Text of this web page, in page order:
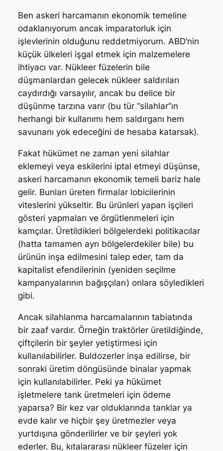
Ben askeri harcamanın ekonomik temeline
odaklanıyorum ancak imparatorluk için
işlevlerinin olduğunu reddetmiyorum. ABD’nin
küçük ülkeleri işgal etmek için malzemelere
ihtiyacı var. Nükleer füzelerin bile
düşmanlardan gelecek nükleer saldırıları
caydırdığı varsayılır, ancak bu delice bir
düşünme tarzına varır (bu tür “silahlar”ın
herhangi bir kullanımı hem saldırganı hem
savunanı yok edeceğini de hesaba katarsak).
Fakat hükümet ne zaman yeni silahlar
eklemeyi veya eskilerini iptal etmeyi düşünse,
askeri harcamanın ekonomik temeli bariz hale
gelir. Bunları üreten firmalar lobicilerinin
viteslerini yükseltir. Bu ürünleri yapan işçileri
gösteri yapmaları ve örgütlenmeleri için
kamçılar. Üretildikleri bölgelerdeki politikacılar
(hatta tamamen ayrı bölgelerdekiler bile) bu
ürünün inşa edilmesini talep eder, tam da
kapitalist efendilerinin (yeniden seçilme
kampanyalarının bağışçıları) onlara söyledikleri
gibi.
Ancak silahlanma harcamalarının tabiatında
bir zaaf vardır. Örneğin traktörler üretildiğinde,
çiftçilerin bir şeyler yetiştirmesi için
kullanılabilirler. Buldozerler inşa edilirse, bir
sonraki üretim döngüsünde binalar yapmak
için kullanılabilirler. Peki ya hükümet
işletmelere tank üretmeleri için ödeme
yaparsa? Bir kez var olduklarında tanklar ya
evde kalır ve hiçbir şey üretmezler veya
yurtdışına gönderilirler ve bir şeyleri yok
ederler. Bu, kıtalararası nükleer füzeler için